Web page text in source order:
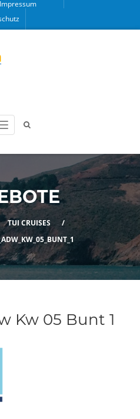
Impressum
TUI CRUISES
/
Kw 05 Bunt 1